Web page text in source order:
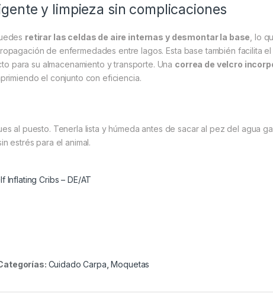
y limpieza sin complicaciones
retirar las celdas de aire internas y desmontar la base , lo
de enfermedades entre lagos. Esta base también facilita
para su almacenamiento y transporte. Una correa de velcro
el conjunto con eficiencia.
al puesto. Tenerla lista y húmeda antes de sacar al pez del agua
estrés para el animal.
Inflating Cribs – DE/AT
Cuidado Carpa ,Moquetas